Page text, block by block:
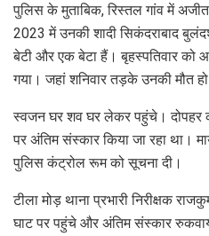
पुलिस के मुताबिक, रिस्तल गांव में
2023 में उनकी शादी सिकंदराबाद
बेटी और एक बेटा हैं। बृहस्पतिवार को
गया। जहां शनिवार तड़के उनकी मौत
स्वजन घर शव घर लेकर पहुंचे। दोपहर
पर अंतिम संस्कार किया जा रहा था।
पुलिस कंट्रोल रूम को सूचना दी।
टीला मोड़ थाना प्रभारी निरीक्षक
घाट पर पहुंचे और अंतिम संस्कार